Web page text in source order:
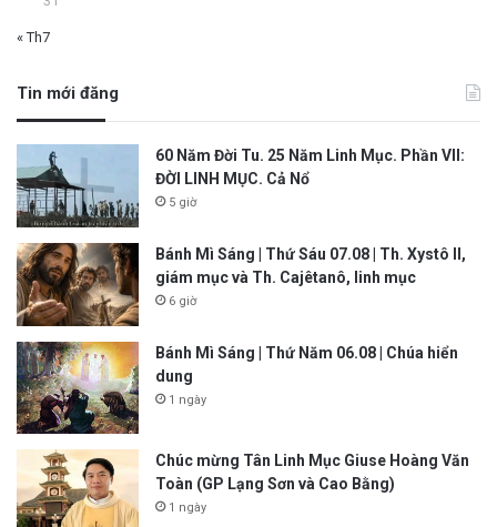
« Th7
Tin mới đăng
60 Năm Đời Tu. 25 Năm Linh Mục. Phần VII:
ĐỜI LINH MỤC. Cả Nổ
5 giờ
Bánh Mì Sáng | Thứ Sáu 07.08 | Th. Xystô II,
giám mục và Th. Cajêtanô, linh mục
6 giờ
Bánh Mì Sáng | Thứ Năm 06.08 | Chúa hiển
dung
1 ngày
Chúc mừng Tân Linh Mục Giuse Hoàng Văn
Toàn (GP Lạng Sơn và Cao Bằng)
1 ngày